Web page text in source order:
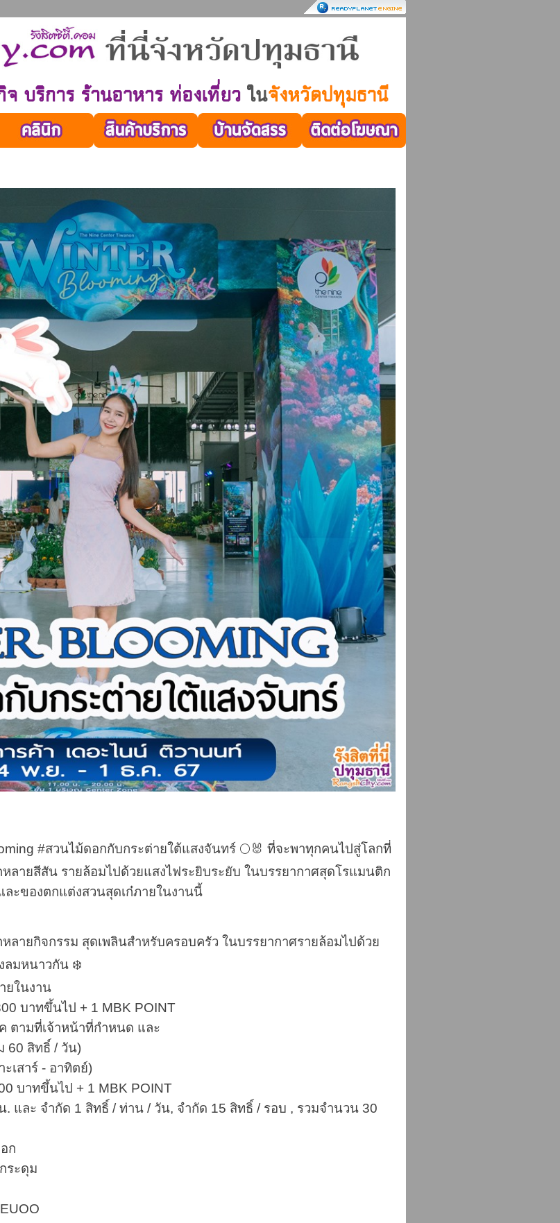
#สวนไม้ดอกกับกระต่ายใต้แสงจันทร์ 🌕🐰 ที่จะพาทุกคนไปสู่โลกที่
ลายสีสัน รายล้อมไปด้วยแสงไฟระยิบระยับ ในบรรยากาศสุดโรแมนติก
ะของตกแต่งสวนสุดเก๋ภายในงานนี้
ายกิจกรรม สุดเพลินสำหรับครอบครัว ในบรรยากาศรายล้อมไปด้วย
ลมหนาวกัน ❄️
ยในงาน
บาทขึ้นไป + 1 MBK POINT
ตามที่เจ้าหน้าที่กำหนด และ
60 สิทธิ์ / วัน)
เสาร์ - อาทิตย์)
บาทขึ้นไป + 1 MBK POINT
. และ จำกัด 1 สิทธิ์ / ท่าน / วัน, จำกัด 15 สิทธิ์ / รอบ , รวมจำนวน 30
ก
ระดุม